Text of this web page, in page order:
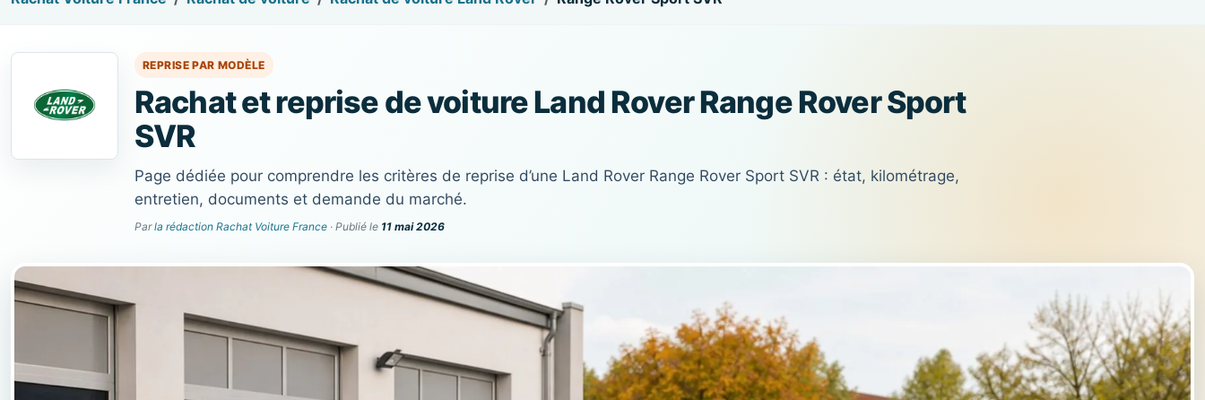
REPRISE PAR MODÈLE
Rachat et reprise de voiture Land Rover Range Rover Sport
SVR
Page dédiée pour comprendre les critères de reprise d’une Land Rover Range Rover Sport SVR : état, kilométrage,
entretien, documents et demande du marché.
Parla rédaction Rachat Voiture France · Publié le 11 mai 2026